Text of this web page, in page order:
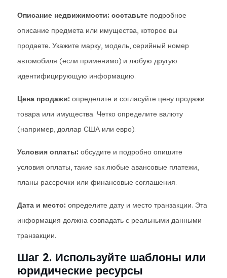
Описание недвижимости: составьте подробное
описание предмета или имущества, которое вы
продаете. Укажите марку, модель, серийный номер
автомобиля (если применимо) и любую другую
идентифицирующую информацию.
Цена продажи: определите и согласуйте цену продажи
товара или имущества. Четко определите валюту
(например, доллар США или евро).
Условия оплаты: обсудите и подробно опишите
условия оплаты, такие как любые авансовые платежи,
планы рассрочки или финансовые соглашения.
Дата и место: определите дату и место транзакции. Эта
информация должна совпадать с реальными данными
транзакции.
Шаг 2. Используйте шаблоны или
юридические ресурсы